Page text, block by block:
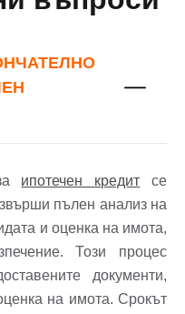
профил
ипотечен кредит се
пълен анализ на
и оценка на имота,
Този процес
документи,
на имота. Срокът